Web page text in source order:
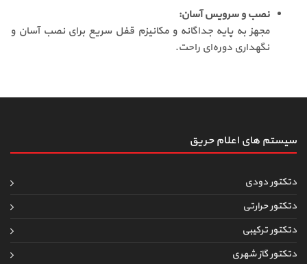
نصب و سرویس آسان:
مجهز به پایه جداگانه و مکانیزم قفل سریع برای نصب آسان و
نگهداری دوره‌ای راحت.
سیستم های اعلام حریق
دتکتور دودی
دتکتور حرارتی
دتکتور ترکیبی
دتکتور گاز شهری